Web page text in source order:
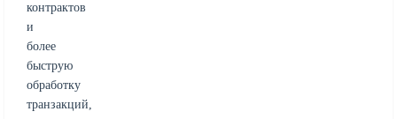
контрактов
и
более
быструю
обработку
транзакций,